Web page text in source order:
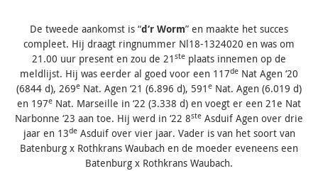
De tweede aankomst is “d‘r Worm” en maakte het succes
compleet. Hij draagt ringnummer Nl18-1324020 en was om
21.00 uur present en zou de 21 ste plaats innemen op de
meldlijst. Hij was eerder al goed voor een 117de Nat Agen ‘20
(6844 d), 269e Nat. Agen ‘21 (6.896 d), 591 e Nat. Agen (6.019 d)
en 197e Nat. Marseille in ‘22 (3.338 d) en voegt er een 21e Nat
Narbonne ‘23 aan toe. Hij werd in ‘22 8ste Asduif Agen over drie
jaar en 13deAsduif over vier jaar. Vader is van het soort van
Batenburg x Rothkrans Waubach en de moeder eveneens een
Batenburg x Rothkrans Waubach.